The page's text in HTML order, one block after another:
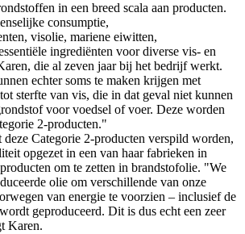
in een breed scala aan producten.
consumptie,
visolie, mariene eiwitten,
ingrediënten voor diverse vis- en
die al zeven jaar bij het bedrijf werkt.
echter soms te maken krijgen met
sterfte van vis, die in dat geval niet kunnen
voor voedsel of voer. Deze worden
2-producten."
Categorie 2-producten verspild worden,
opgezet in een van haar fabrieken in
om te zetten in brandstofolie. "We
olie om verschillende van onze
van energie te voorzien – inclusief de
geproduceerd. Dit is dus echt een zeer
Karen.